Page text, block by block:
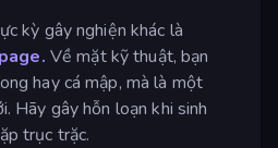
kỳ gây nghiện khác là
Về mặt kỹ thuật, bạn
hay cá mập, mà là một
Hãy gây hỗn loạn khi sinh
trục trặc.